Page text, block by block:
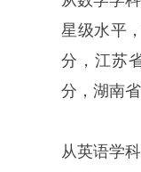
星级水平
分，江苏
分，湖南
从英语学